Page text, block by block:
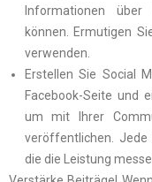
Informationen
können. Ermutigen
verwenden.
Erstellen Sie Social
Facebook-Seite und
um mit Ihrer
veröffentlichen.
die die Leistung